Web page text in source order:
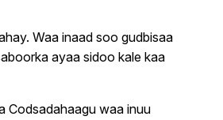
Waa inaad soo gudbisaa
ayaa sidoo kale kaa
Codsadahaagu waa inuu